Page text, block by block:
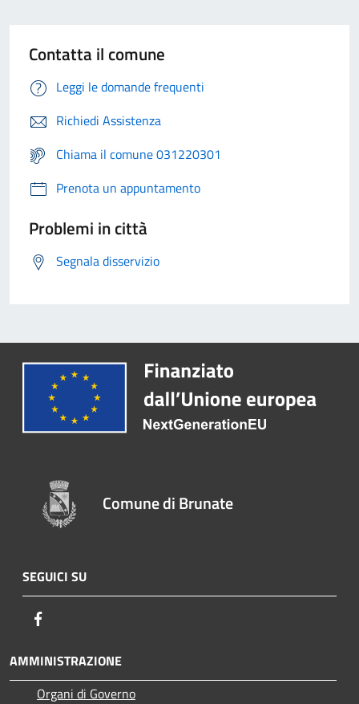
Contatta il comune
Leggi le domande frequenti
Richiedi Assistenza
Chiama il comune 031220301
Prenota un appuntamento
Problemi in città
Segnala disservizio
Comune di Brunate
SEGUICI SU
AMMINISTRAZIONE
Organi di Governo